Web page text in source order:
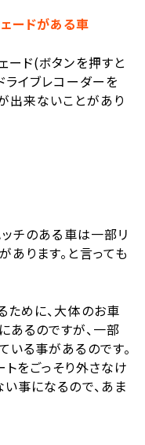
ードがある車
ード(ボタンを押すと
ライブレコーダーを
出来ないことがあり
チのある車は一部リ
ります。と言っても
ために、大体のお車
あるのですが、一部
る事があるのです。
をごっそり外さなけ
事になるので、あま